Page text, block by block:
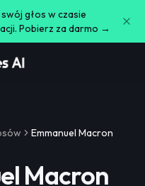
głos w czasie
Pobierz za darmo →
Emmanuel Macron
Macron